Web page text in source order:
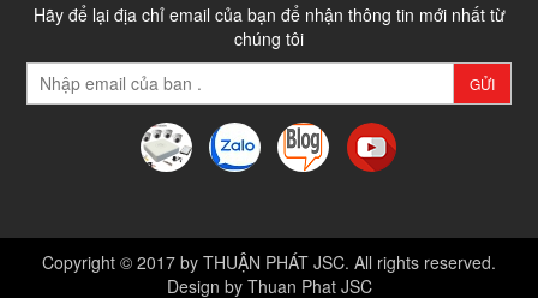
Hãy để lại địa chỉ email của bạn để nhận thông tin mới nhất từ
chúng tôi
GỬI
Copyright © 2017 by THUẬN PHÁT JSC. All rights reserved.
Design by Thuan Phat JSC